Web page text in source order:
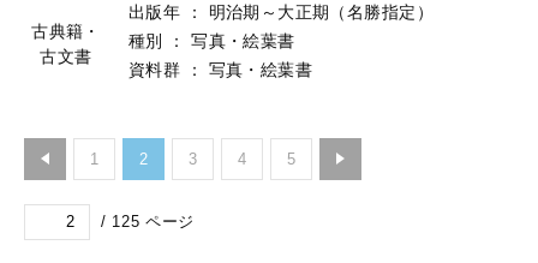
古典籍・
古文書
出版年 ：
明治期～大正期（名勝指定）
種別
：
写真・絵葉書
資料群
： 写真・絵葉書
1 2 3 4 5
/ 125 ページ